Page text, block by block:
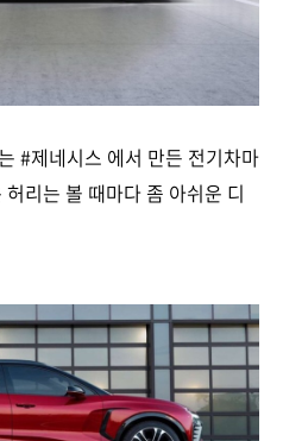
#제네시스 에서 만든 전기차마
리는 볼 때마다 좀 아쉬운 디